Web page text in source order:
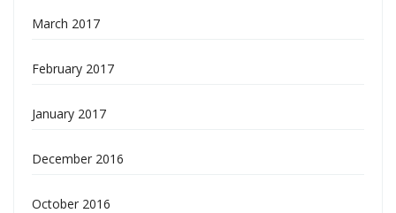
March 2017
February 2017
January 2017
December 2016
October 2016